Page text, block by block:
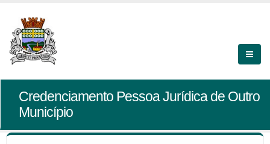
Credenciamento Pessoa Jurídica de Outro
Município